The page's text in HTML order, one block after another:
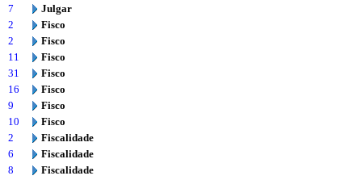
7
Julgar
2
Fisco
2
Fisco
11
Fisco
31
Fisco
16
Fisco
9
Fisco
10
Fisco
2
Fiscalidade
6
Fiscalidade
8
Fiscalidade